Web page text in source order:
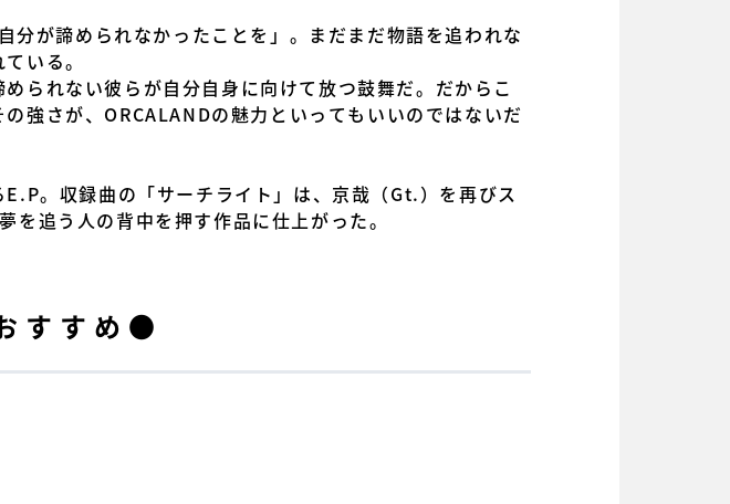
が諦められなかったことを」。まだまだ物語を追われな
いる。
られない彼らが自分自身に向けて放つ鼓舞だ。だからこ
強さが、ORCALANDの魅力といってもいいのではないだ
。収録曲の「サーチライト」は、京哉（Gt.）を再びス
追う人の背中を押す作品に仕上がった。
すすめ●